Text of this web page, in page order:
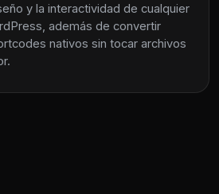
y la interactividad de cualquier
además de convertir
nativos sin tocar archivos